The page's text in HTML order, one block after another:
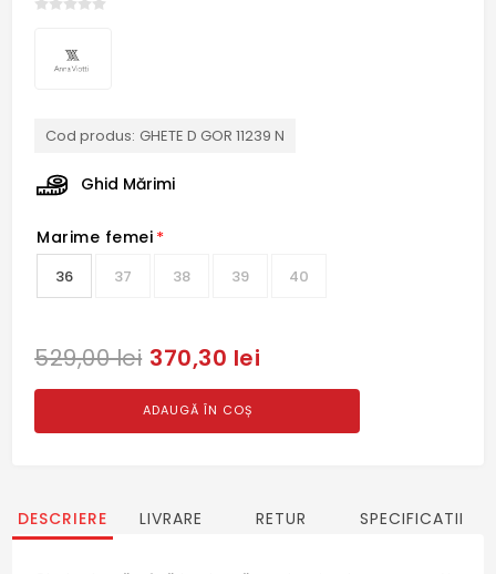
Cod produs: GHETE D GOR 11239 N
Ghid Mărimi
Marime femei *
36 37 38 39 40
529,00 lei 370,30 lei
ADAUGĂ ÎN COȘ
DESCRIERE LIVRARE RETUR SPECIFICATII